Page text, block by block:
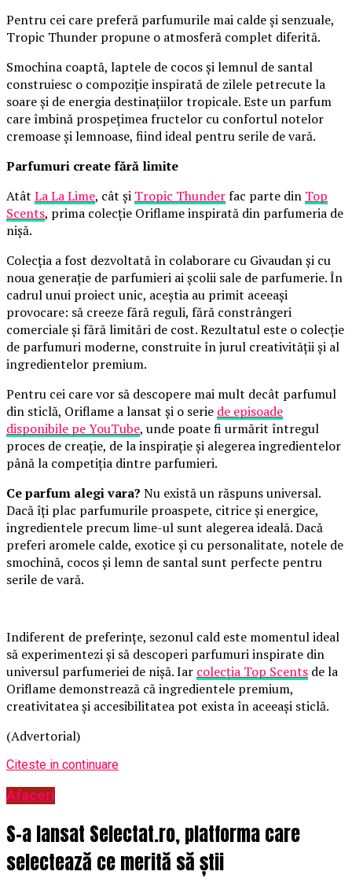
Pentru cei care preferă parfumurile mai calde și senzuale,
Tropic Thunder propune o atmosferă complet diferită.
Smochina coaptă, laptele de cocos și lemnul de santal
construiesc o compoziție inspirată de zilele petrecute la
soare și de energia destinațiilor tropicale. Este un parfum
care îmbină prospețimea fructelor cu confortul notelor
cremoase și lemnoase, fiind ideal pentru serile de vară.
Parfumuri create fără limite
Atât La La Lime, cât și Tropic Thunderfac parte din Top
Scents, prima colecție Oriflame inspirată din parfumeria de
nișă.
Colecția a fost dezvoltată în colaborare cu Givaudan și cu
noua generație de parfumieri ai școlii sale de parfumerie. În
cadrul unui proiect unic, aceștia au primit aceeași
provocare: să creeze fără reguli, fără constrângeri
comerciale și fără limitări de cost. Rezultatul este o colecție
de parfumuri moderne, construite în jurul creativității și al
ingredientelor premium.
Pentru cei care vor să descopere mai mult decât parfumul
din sticlă, Oriflame a lansat și o serie de episoade
disponibile pe YouTube, unde poate fi urmărit întregul
proces de creație, de la inspirație și alegerea ingredientelor
până la competiția dintre parfumieri.
Ce parfum alegi vara? Nu există un răspuns universal.
Dacă îți plac parfumurile proaspete, citrice și energice,
ingredientele precum lime-ul sunt alegerea ideală. Dacă
preferi aromele calde, exotice și cu personalitate, notele de
smochină, cocos și lemn de santal sunt perfecte pentru
serile de vară.
Indiferent de preferințe, sezonul cald este momentul ideal
să experimentezi și să descoperi parfumuri inspirate din
universul parfumeriei de nișă. Iar colecția Top Scents de la
Oriflame demonstrează că ingredientele premium,
creativitatea și accesibilitatea pot exista în aceeași sticlă.
(Advertorial)
Citeste in continuare
Afaceri
S-a lansat Selectat.ro, platforma care
selectează ce merită să știi